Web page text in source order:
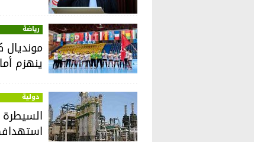
رياضة
ينهزم
دولية